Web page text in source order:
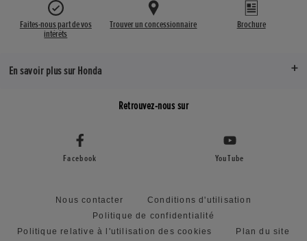
Faites-nous part de vos
intérêts
Trouver un concessionnaire Brochure
En savoir plus sur Honda
Retrouvez-nous sur
Facebook YouTube
Nous contacter
Conditions d'utilisation
Politique de confidentialité
Politique relative à l'utilisation des cookies
Plan du site